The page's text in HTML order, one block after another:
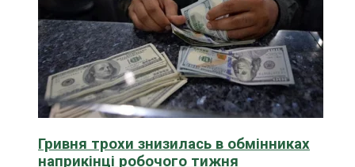
Гривня трохи знизилась в обмінниках
наприкінці робочого тижня